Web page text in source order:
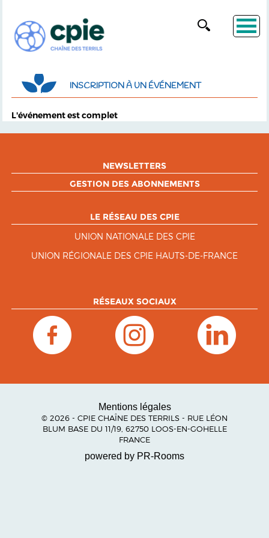
INSCRIPTION À UN ÉVÉNEMENT
L'événement est complet
NEWSLETTERS
GESTION DES ABONNEMENTS
LE RÉSEAU DES CPIE
UNION NATIONALE DES CPIE
UNION RÉGIONALE DES CPIE HAUTS-DE-FRANCE
RÉSEAUX SOCIAUX
Mentions légales
© 2026 - CPIE CHAÎNE DES TERRILS - RUE LÉON
BLUM BASE DU 11/19, 62750 LOOS-EN-GOHELLE
FRANCE
powered by PR-Rooms